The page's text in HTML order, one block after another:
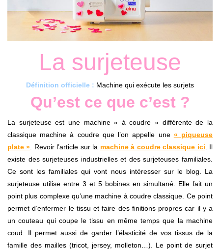
La surjeteuse
Définition officielle : Machine qui exécute les surjets
Qu’est ce que c’est ?
La surjeteuse est une machine « à coudre » différente de la
classique machine à coudre que l’on appelle une « piqueuse
plate » . Revoir l’article sur la machine à coudre classique ici . Il
existe des surjeteuses industrielles et des surjeteuses familiales.
Ce sont les familiales qui vont nous intéresser sur le blog. La
surjeteuse utilise entre 3 et 5 bobines en simultané. Elle fait un
point plus complexe qu’une machine à coudre classique. Ce point
permet d’enfermer le tissu et faire des finitions propres car il y a
un couteau qui coupe le tissu en même temps que la machine
coud. Il permet aussi de garder l’élasticité de vos tissus de la
famille des mailles (tricot, jersey, molleton…). Le point de surjet